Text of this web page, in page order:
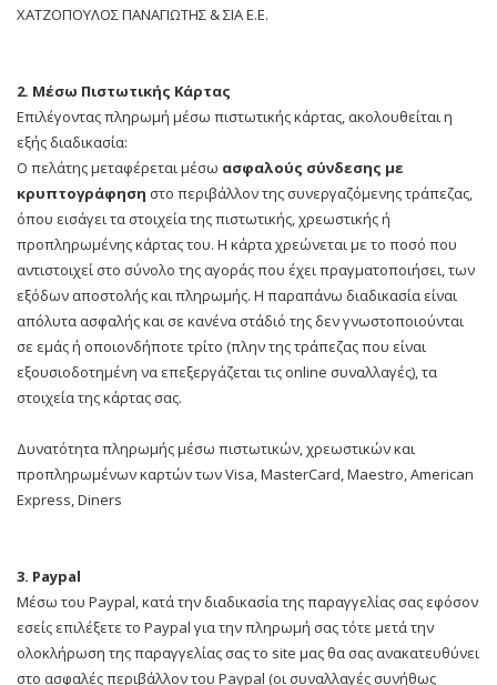
ΧΑΤΖΟΠΟΥΛΟΣ ΠΑΝΑΓΙΩΤΗΣ & ΣΙΑ Ε.Ε.
2. Mέσω Πιστωτικής Κάρτας
Επιλέγοντας πληρωμή μέσω πιστωτικής κάρτας, ακολουθείται η
εξής διαδικασία:
Ο πελάτης μεταφέρεται μέσω ασφαλούς σύνδεσης με
κρυπτογράφηση στο περιβάλλον της συνεργαζόμενης τράπεζας,
όπου εισάγει τα στοιχεία της πιστωτικής, χρεωστικής ή
προπληρωμένης κάρτας του. Η κάρτα χρεώνεται με το ποσό που
αντιστοιχεί στο σύνολο της αγοράς που έχει πραγματοποιήσει, των
εξόδων αποστολής και πληρωμής. Η παραπάνω διαδικασία είναι
απόλυτα ασφαλής και σε κανένα στάδιό της δεν γνωστοποιούνται
σε εμάς ή οποιονδήποτε τρίτο (πλην της τράπεζας που είναι
εξουσιοδοτημένη να επεξεργάζεται τις online συναλλαγές), τα
στοιχεία της κάρτας σας.
Δυνατότητα πληρωμής μέσω πιστωτικών, χρεωστικών και
προπληρωμένων καρτών των Visa, MasterCard, Maestro, American
Express, Diners
3. Paypal
Μέσω του Paypal, κατά την διαδικασία της παραγγελίας σας εφόσον
εσείς επιλέξετε το Paypal για την πληρωμή σας τότε μετά την
ολοκλήρωση της παραγγελίας σας το site μας θα σας ανακατευθύνει
στο ασφαλές περιβάλλον του Paypal (οι συναλλαγές συνήθως